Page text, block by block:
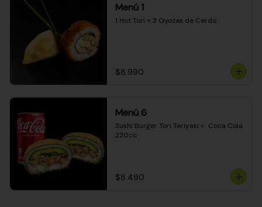
Menú 1
1 Hot Tori + 3 Gyozas de Cerdo
$8.990
Menú 6
Sushi Burger Tori Teriyaki +  Coca Cola
220cc
$8.490